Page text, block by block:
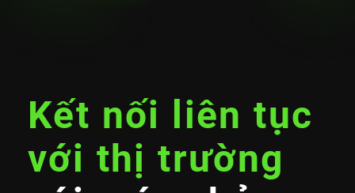
Kết nối liên tục
với thị trường